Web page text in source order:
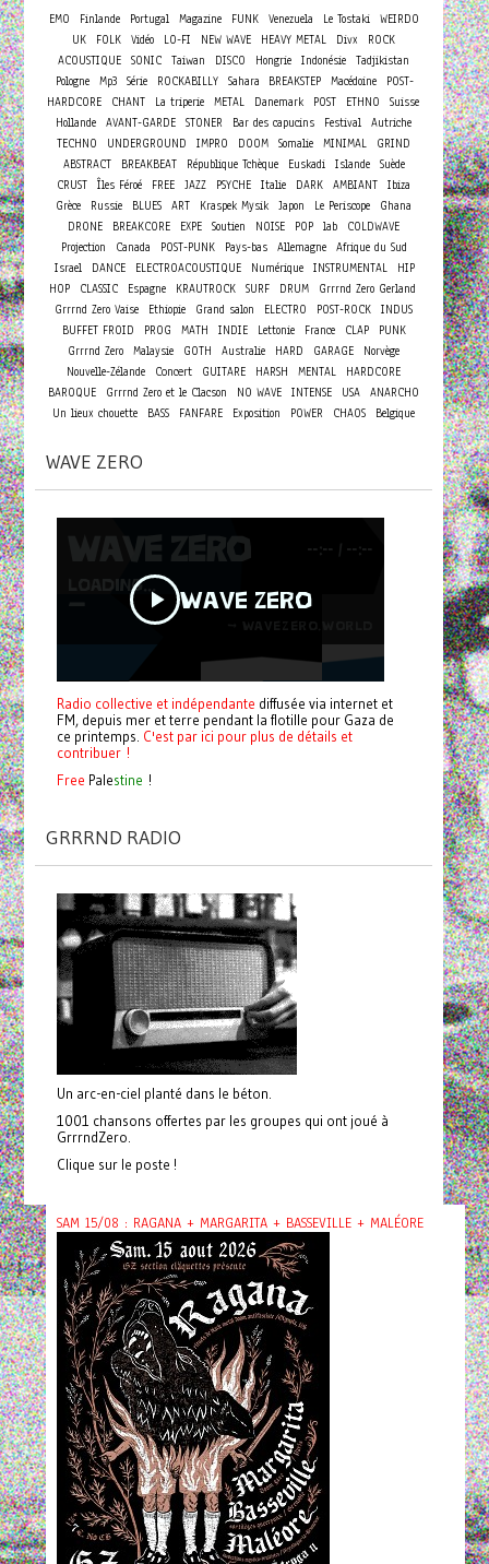
EMO Finlande Portugal Magazine FUNK Venezuela Le Tostaki
WEIRDO
UK
FOLK Vidéo LO-FI NEW WAVE HEAVY METAL Divx
ROCK
ACOUSTIQUE SONIC Taiwan DISCO Hongrie Indonésie Tadjikistan
Pologne Mp3 Série ROCKABILLY Sahara BREAKSTEP Macédoine
POST-
HARDCORE
CHANT La triperie METAL Danemark POST ETHNO
Suisse
Hollande AVANT-GARDE STONER Bar des capucins Festival Autriche
TECHNO
UNDERGROUND IMPRO DOOM Somalie MINIMAL
GRIND
ABSTRACT
BREAKBEAT République Tchèque Euskadi Islande
Suède
CRUST Îles Féroé FREE JAZZ PSYCHE Italie DARK AMBIANT Ibiza
Grèce
Russie BLUES ART Kraspek Mysik Japon Le Periscope
Ghana
DRONE
BREAKCORE EXPE Soutien NOISE POP lab
COLDWAVE
Projection
Canada POST-PUNK Pays-bas Allemagne
Afrique du Sud
Israel
DANCE ELECTROACOUSTIQUE Numérique INSTRUMENTAL
HIP
HOP
CLASSIC Espagne KRAUTROCK SURF DRUM
Grrrnd Zero Gerland
Grrrnd Zero Vaise
Ethiopie Grand salon ELECTRO POST-ROCK INDUS
BUFFET FROID
PROG MATH INDIE Lettonie France CLAP
PUNK
Grrrnd Zero Malaysie GOTH Australie HARD GARAGE
Norvège
Nouvelle-Zélande
Concert GUITARE HARSH MENTAL
HARDCORE
BAROQUE
Grrrnd Zero et le Clacson NO WAVE INTENSE USA ANARCHO
Un lieux chouette
BASS FANFARE Exposition POWER CHAOS Belgique
WAVE ZERO
Radio collective et indépendante diffusée via internet et
FM, depuis mer et terre pendant la flotille pour Gaza de
ce printemps. C'est par ici pour plus de détails et
contribuer !
Free Palestine !
GRRRND RADIO
Un arc-en-ciel planté dans le béton.
1001 chansons offertes par les groupes qui ont joué à
GrrrndZero.
Clique sur le poste !
SAM 15/08 : RAGANA + MARGARITA + BASSEVILLE + MALÉORE